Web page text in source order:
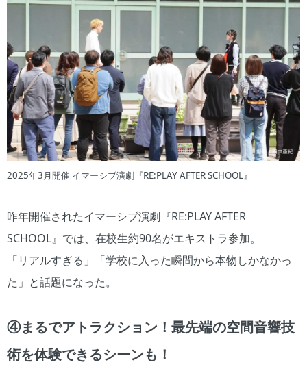
2025年3月開催 イマーシブ演劇『RE:PLAY AFTER SCHOOL』
昨年開催されたイマーシブ演劇『RE:PLAY AFTER
SCHOOL』では、在校生約90名がエキストラ参加。
「リアルすぎる」「学校に入った瞬間から本物しかなかっ
た」と話題になった。
④まるでアトラクション！最先端の空間音響技
術を体験できるシーンも！